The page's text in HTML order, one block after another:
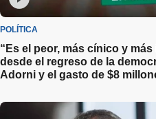
POLÍTICA
“Es el peor, más cínico y
desde el regreso de la
Adorni y el gasto de $8